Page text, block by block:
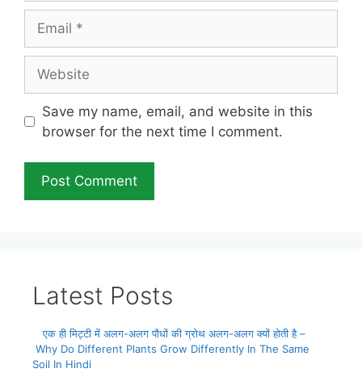
Save my name, email, and website in this
browser for the next time I comment.
Latest Posts
एक ही मिट्टी में अलग-अलग पौधों की ग्रोथ अलग-अलग क्यों होती है –
Why Do Different Plants Grow Differently In The Same
Soil In Hindi